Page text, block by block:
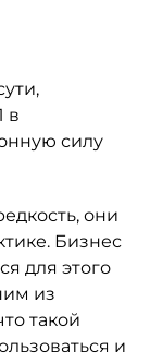
в
силу
они
Бизнес
для этого
из
такой
и